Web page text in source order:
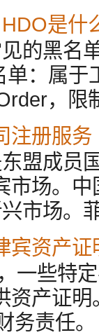
是什
的黑名
单：属于
，限
注册服务
盟成员
市场。
市场。
宾资产证
一些特
资产证
务责任